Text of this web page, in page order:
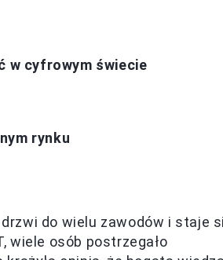
w cyfrowym świecie
rynku
do wielu zawodów i staje
wiele osób postrzegało